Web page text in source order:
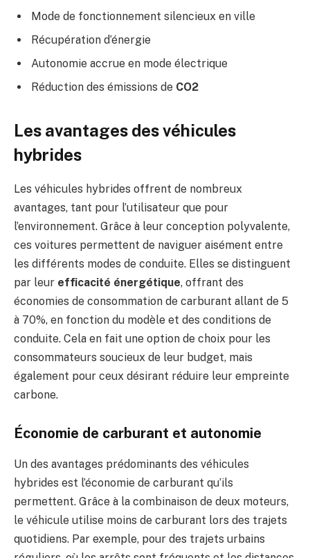
Mode de fonctionnement silencieux en ville
Récupération d’énergie
Autonomie accrue en mode électrique
Réduction des émissions de CO2
Les avantages des véhicules
hybrides
Les véhicules hybrides offrent de nombreux
avantages, tant pour l’utilisateur que pour
l’environnement. Grâce à leur conception polyvalente,
ces voitures permettent de naviguer aisément entre
les différents modes de conduite. Elles se distinguent
par leur efficacité énergétique, offrant des
économies de consommation de carburant allant de 5
à 70%, en fonction du modèle et des conditions de
conduite. Cela en fait une option de choix pour les
consommateurs soucieux de leur budget, mais
également pour ceux désirant réduire leur empreinte
carbone.
Économie de carburant et autonomie
Un des avantages prédominants des véhicules
hybrides est l’économie de carburant qu’ils
permettent. Grâce à la combinaison de deux moteurs,
le véhicule utilise moins de carburant lors des trajets
quotidiens. Par exemple, pour des trajets urbains